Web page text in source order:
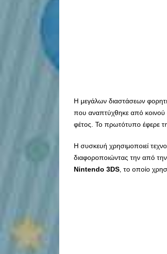
Η μεγάλων διαστάσεων
που αναπτύχθηκε από
φέτος. Το πρωτότυπο έφερε
Η συσκευή χρησιμοποιεί
διαφοροποιώντας την από
Nintendo 3DS , το οποίο